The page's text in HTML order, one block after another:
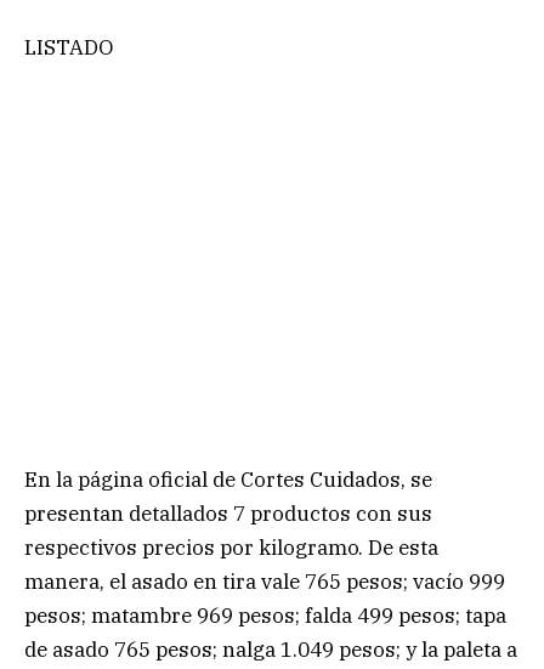
LISTADO
En la página oficial de Cortes Cuidados, se
presentan detallados 7 productos con sus
respectivos precios por kilogramo. De esta
manera, el asado en tira vale 765 pesos; vacío 999
pesos; matambre 969 pesos; falda 499 pesos; tapa
de asado 765 pesos; nalga 1.049 pesos; y la paleta a